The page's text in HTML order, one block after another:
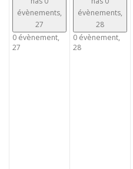
évènements,
27
0 évènement,
27
évènements,
28
0 évènement,
28